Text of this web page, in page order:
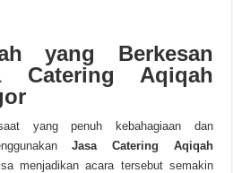
yang Berkesan
Catering Aqiqah
yang penuh kebahagiaan dan
Jasa Catering Aqiqah
menjadikan acara tersebut semakin